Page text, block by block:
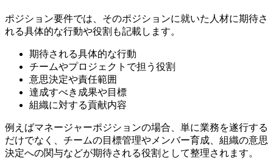
ポジション要件では、そのポジションに就いた人材に期待さ
れる具体的な行動や役割も記載します。
期待される具体的な行動
チームやプロジェクトで担う役割
意思決定や責任範囲
達成すべき成果や目標
組織に対する貢献内容
例えばマネージャーポジションの場合、単に業務を遂行する
だけでなく、チームの目標管理やメンバー育成、組織の意思
決定への関与などが期待される役割として整理されます。